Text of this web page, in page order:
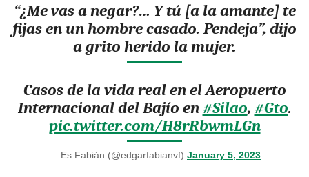
“¿Me vas a negar?… Y tú [a la amante] te
fijas en un hombre casado. Pendeja”, dijo
a grito herido la mujer.
Casos de la vida real en el Aeropuerto
Internacional del Bajío en#Silao, #Gto.
pic.twitter.com/H8rRbwmLGn
— Es Fabián (@edgarfabianvf) January 5, 2023